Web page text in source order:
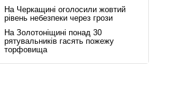
На Черкащині оголосили жовтий
рівень небезпеки через грози
На Золотоніщині понад 30
рятувальників гасять пожежу
торфовища